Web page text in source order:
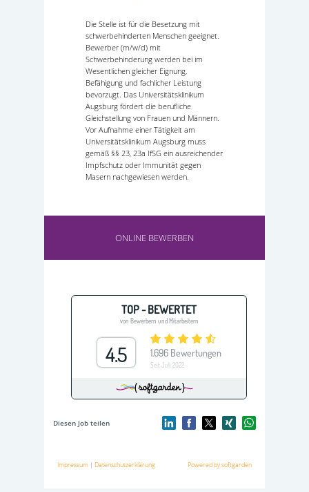
Die Stelle ist für die Besetzung mit
schwerbehinderten Menschen geeignet.
Bewerber (m/w/d) mit
Schwerbehinderung werden bei im
Wesentlichen gleicher Eignung,
Befähigung und fachlicher Leistung
bevorzugt. Das Universitätsklinikum
Augsburg fördert die berufliche
Gleichstellung von Frauen und Männern.
Vor Aufnahme einer Tätigkeit am
Universitätsklinikum Augsburg muss
gemäß §§ 23, 23a IfSG ein ausreichender
Impfschutz oder Immunität gegen
Masern nachgewiesen werden.
ONLINE BEWERBEN
Diesen Job teilen
Impressum | Datenschutzerklärung Powered by softgarden